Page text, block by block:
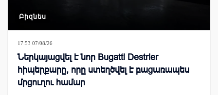
Բիզնես
17:53 07/08/26
Ներկայացվել է նոր Bugatti Destrier
հիպերքարը, որը ստեղծվել է բացառապես
մրցուղու համար